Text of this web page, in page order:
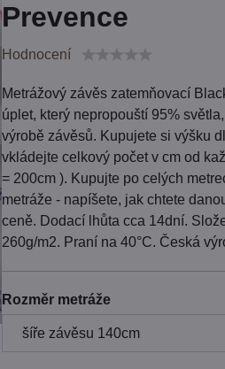
Prevence
Hodnocení
Metrážový závěs zatemňovací
úplet, který nepropouští 95%
výrobě závěsů. Kupujete si výšku
vkládejte celkový počet v cm od
= 200cm ). Kupujte po celých
metráže - napíšete, jak chtete
ceně. Dodací lhůta cca 14dní.
260g/m2. Praní na 40°C. Česká
Rozměr metráže